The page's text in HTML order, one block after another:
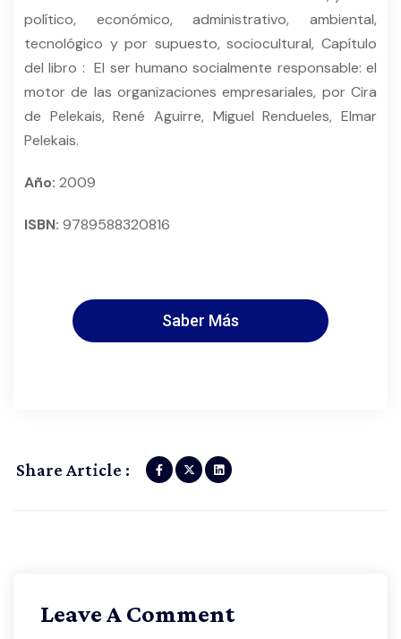
político, económico, administrativo, ambiental,
tecnológico y por supuesto, sociocultural, Capítulo
del libro : El ser humano socialmente responsable: el
motor de las organizaciones empresariales, por Cira
de Pelekais, René Aguirre, Miguel Rendueles, Elmar
Pelekais.
Año: 2009
ISBN: 9789588320816
Saber Más
Share Article :
Leave A Comment